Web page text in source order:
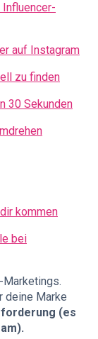
auf Instagram
zu finden
30 Sekunden
kommen
bei
Marketings.
deine Marke
(es